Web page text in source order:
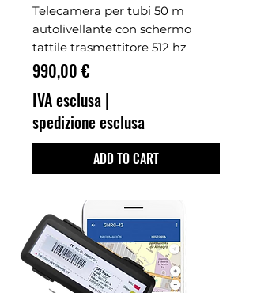
Telecamera per tubi 50 m
autolivellante con schermo
tattile trasmettitore 512 hz
Prezzo
990,00 €
IVA esclusa |
spedizione esclusa
ADD TO CART